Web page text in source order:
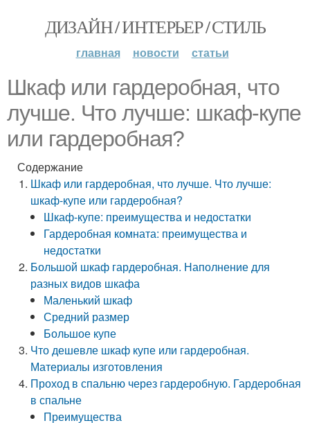
ДИЗАЙН / ИНТЕРЬЕР / СТИЛЬ
главная новости статьи
Шкаф или гардеробная, что
лучше. Что лучше: шкаф-купе
или гардеробная?
Содержание
Шкаф или гардеробная, что лучше. Что лучше:
шкаф-купе или гардеробная?
Шкаф-купе: преимущества и недостатки
Гардеробная комната: преимущества и
недостатки
Большой шкаф гардеробная. Наполнение для
разных видов шкафа
Маленький шкаф
Средний размер
Большое купе
Что дешевле шкаф купе или гардеробная.
Материалы изготовления
Проход в спальню через гардеробную. Гардеробная
в спальне
Преимущества